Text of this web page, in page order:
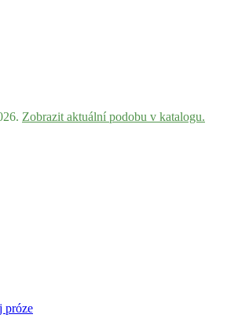
Zobrazit aktuální podobu v katalogu.
próze